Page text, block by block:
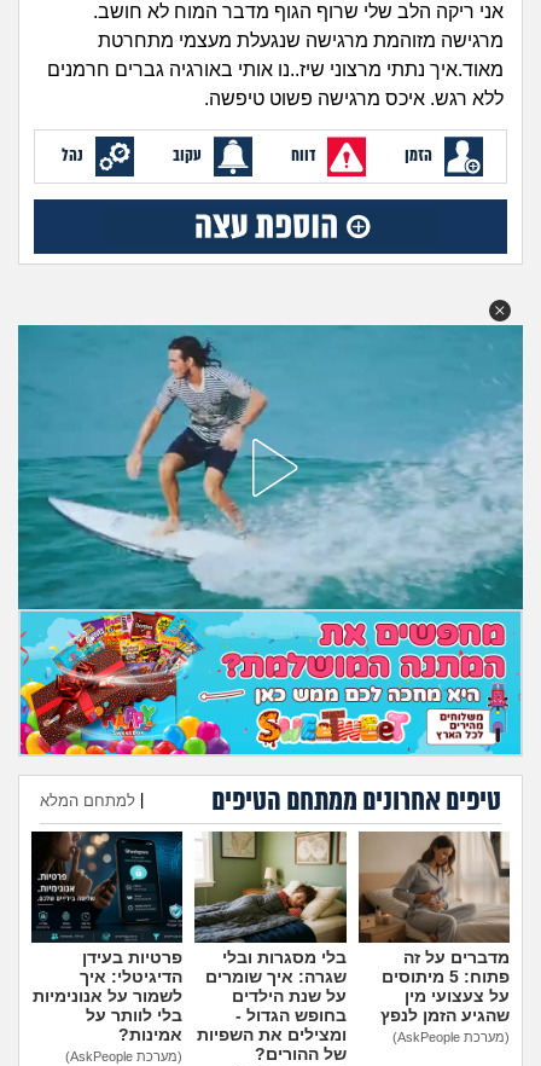
מה שעובר עליי
שומרים על הגוף
פיננסי וכלכלה
בין הסדינים
חיות מחמד
יוקר המחיה
גאווה
אני ריקה הלב שלי שרוף הגוף מדבר המוח לא חושב.
מרגישה מזוהמת מרגישה שנגעלת מעצמי מתחרטת
מאוד.איך נתתי מרצוני שיז..נו אותי באורגיה גברים חרמנים
ללא רגש. איכס מרגישה פשוט טיפשה.
הזמן דווח עקוב נהל
טיפים אחרונים ממתחם הטיפים למתחם המלא
הוספת טיפ
מדברים על זה
פתוח: 5 מיתוסים
על צעצועי מין
שהגיע הזמן לנפץ
(מערכת AskPeople)
בלי מסגרות ובלי
שגרה: איך שומרים
על שנת הילדים
בחופש הגדול -
ומצילים את השפיות
של ההורים?
פרטיות בעידן
הדיגיטלי: איך
לשמור על אנונימיות
בלי לוותר על
אמינות?
(מערכת AskPeople)